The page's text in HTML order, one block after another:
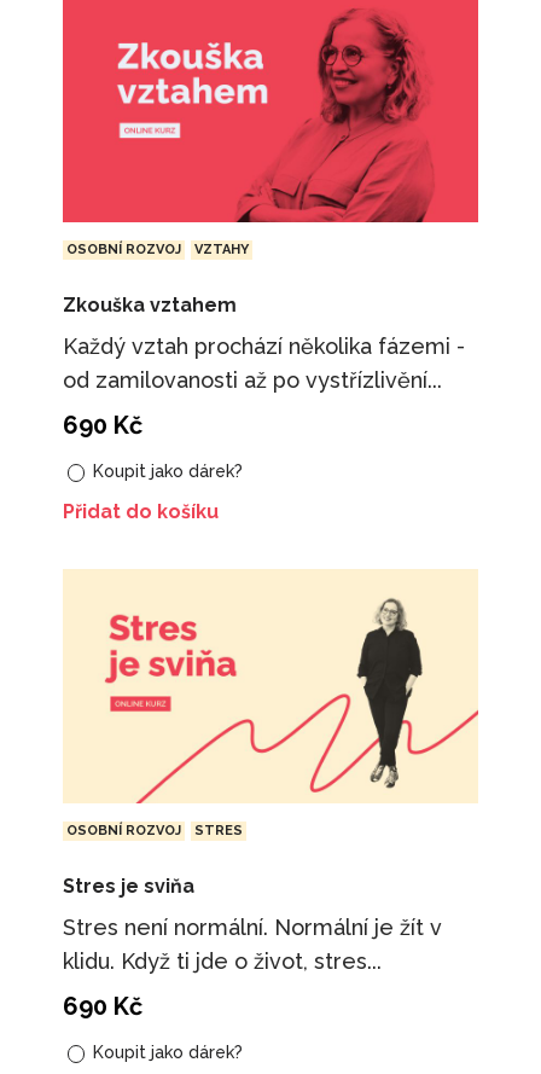
OSOBNÍ ROZVOJ VZTAHY
Zkouška vztahem
Každý vztah prochází několika fázemi -
od zamilovanosti až po vystřízlivění...
690 Kč
Koupit jako dárek?
Přidat do košíku
OSOBNÍ ROZVOJ STRES
Stres je sviňa
Stres není normální. Normální je žít v
klidu. Když ti jde o život, stres...
690 Kč
Koupit jako dárek?